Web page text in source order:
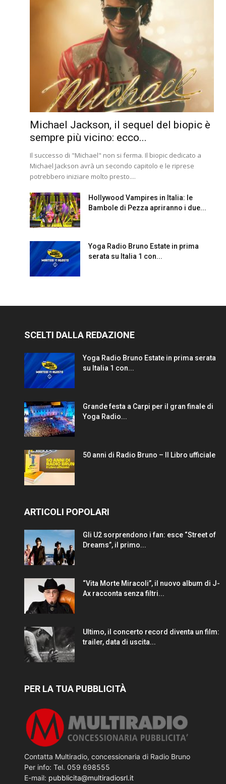
Michael Jackson, il sequel del biopic è
sempre più vicino: ecco...
Il successo di "Michael" non si ferma. Il biopic dedicato a
Michael Jackson avrà un secondo capitolo e le riprese
potrebbero iniziare molto presto....
Hollywood Vampires in Italia: le
Bambole di Pezza apriranno i due...
Yoga Radio Bruno Estate in prima
serata su Italia 1 con...
SCELTI DALLA REDAZIONE
Yoga Radio Bruno Estate in prima serata
su Italia 1 con...
Grande festa a Carpi per il gran finale di
Yoga Radio...
50 anni di Radio Bruno – Il Libro ufficiale
ARTICOLI POPOLARI
Gli U2 sorprendono i fan: esce “Street of
Dreams”, il primo...
“Vita Morte Miracoli”, il nuovo album di J-
Ax racconta senza filtri...
Ultimo, il concerto record diventa un film:
trailer, data di uscita...
PER LA TUA PUBBLICITÀ
Contatta Multiradio, concessionaria di Radio Bruno
Per info: Tel. 059 698555
E-mail: pubblicita@multiradiosrl.it